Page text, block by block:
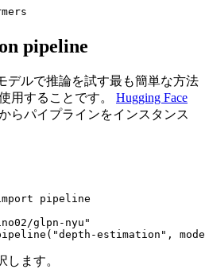
pipeline
デルで推論を試す最も簡単な方法
用することです。 Hugging Face
らパイプラインをインスタンス
pipeline
glpn-nyu"
"depth-estimation" ,
ます。